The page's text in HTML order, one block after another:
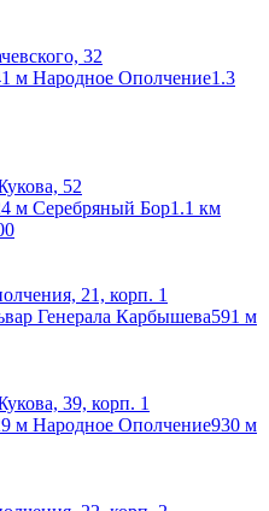
32
м Народное Ополчение1.3
52
м Серебряный Бор1.1 км
21, корп. 1
Генерала Карбышева591 м
39, корп. 1
м Народное Ополчение930 м